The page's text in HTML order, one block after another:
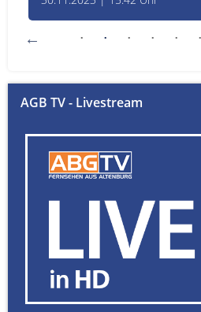
AGB TV - Livestream